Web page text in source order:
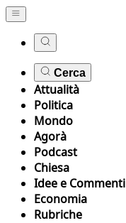
Cerca
Attualità
Politica
Mondo
Agorà
Podcast
Chiesa
Idee e Commenti
Economia
Rubriche